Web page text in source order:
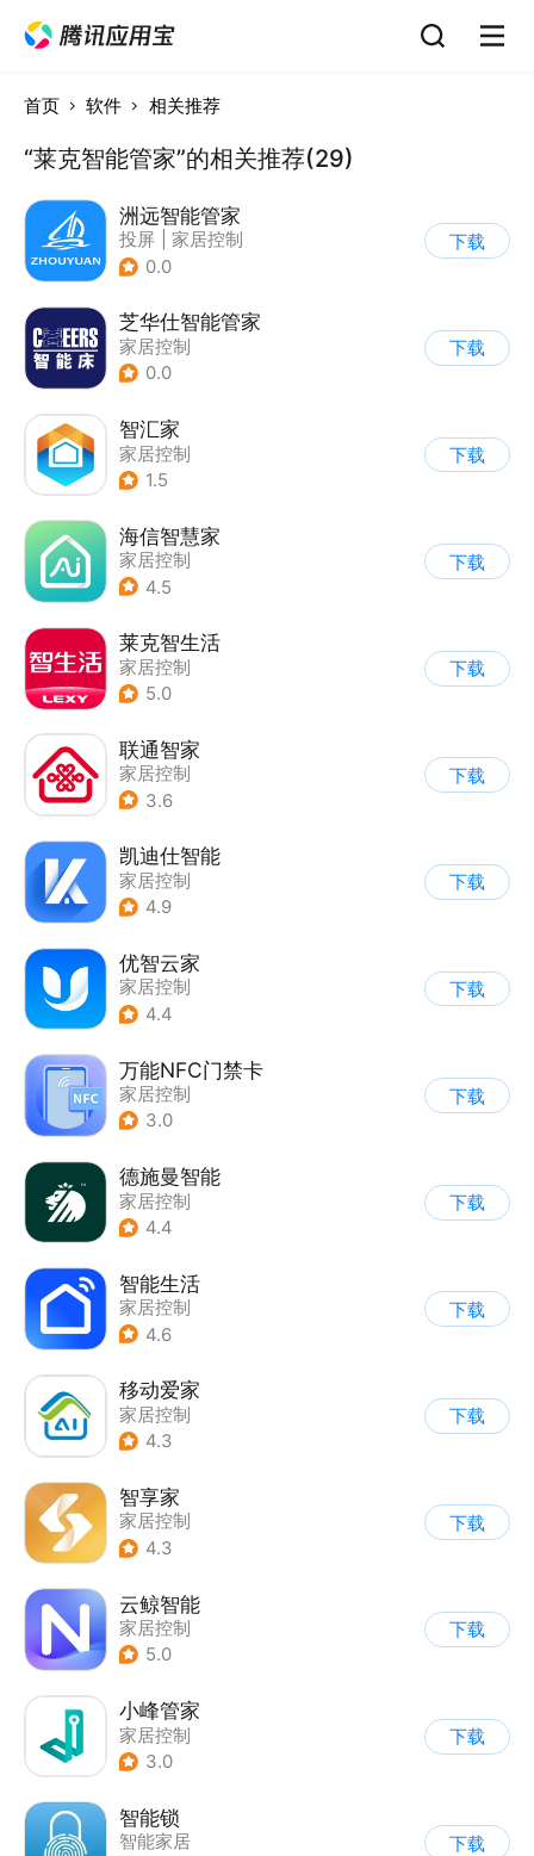
首页 软件 相关推荐
“莱克智能管家”的相关推荐(29)
洲远智能管家
投屏
家居控制
0.0
下载
芝华仕智能管家
家居控制
0.0
下载
智汇家
家居控制
1.5
下载
海信智慧家
家居控制
4.5
下载
莱克智生活
家居控制
5.0
下载
联通智家
家居控制
3.6
下载
凯迪仕智能
家居控制
4.9
下载
优智云家
家居控制
4.4
下载
万能NFC门禁卡
家居控制
3.0
下载
德施曼智能
家居控制
4.4
下载
智能生活
家居控制
4.6
下载
移动爱家
家居控制
4.3
下载
智享家
家居控制
4.3
下载
云鲸智能
家居控制
5.0
下载
小峰管家
家居控制
3.0
下载
智能锁
智能家居
下载